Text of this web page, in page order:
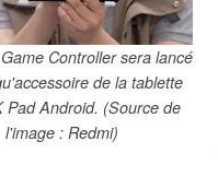
Controller sera lancé
de la tablette
Pad Android. (Source de
l'image : Redmi)